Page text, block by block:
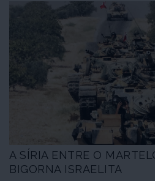
sucede no cargo à nova
Europeia, Ursula von der Leyen,
deve aprender a utilizar a
Alemanha imperial, agora no
Europeia, retoma o seu
A SÍRIA ENTRE O
BIGORNA ISRAELITA